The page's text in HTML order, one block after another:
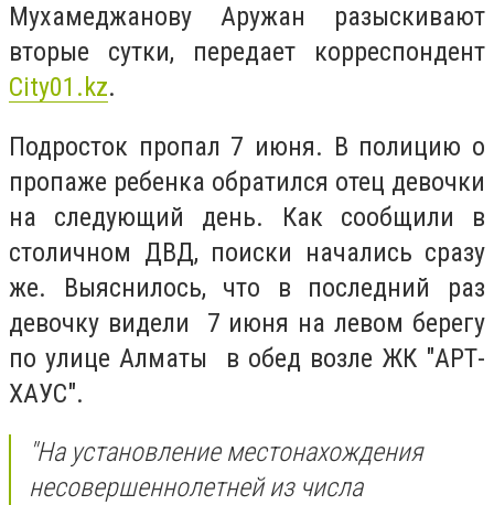
Мухамеджанову Аружан разыскивают
вторые сутки, передает корреспондент
Сity01.kz.
Подросток пропал 7 июня. В полицию о
пропаже ребенка обратился отец девочки
на следующий день. Как сообщили в
столичном ДВД, поиски начались сразу
же. Выяснилось, что в последний раз
девочку видели 7 июня на левом берегу
по улице Алматы в обед возле ЖК "АРТ-
ХАУС".
"На установление местонахождения
несовершеннолетней из числа